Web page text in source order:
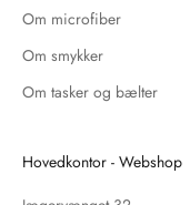
Om microfiber
Om smykker
Om tasker og bælter
Hovedkontor - Webshop